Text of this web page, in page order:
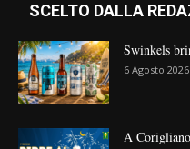
SCELTO DALLA
Swinkels
6 Agosto 2026
A